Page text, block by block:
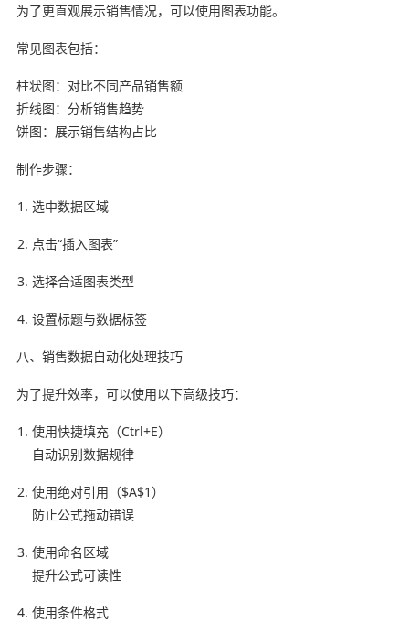
为了更直观展示销售情况，可以使用图表功能。
常见图表包括：
柱状图：对比不同产品销售额
折线图：分析销售趋势
饼图：展示销售结构占比
制作步骤：
选中数据区域
点击“插入图表”
选择合适图表类型
设置标题与数据标签
八、销售数据自动化处理技巧
为了提升效率，可以使用以下高级技巧：
使用快捷填充（Ctrl+E）
自动识别数据规律
使用绝对引用（$A$1）
防止公式拖动错误
使用命名区域
提升公式可读性
使用条件格式